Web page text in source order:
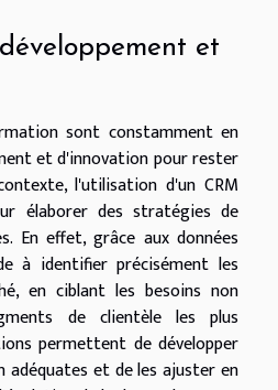
et
sont constamment en
et d'innovation pour rester
l'utilisation d'un CRM
élaborer des stratégies de
En effet, grâce aux données
à identifier précisément les
en ciblant les besoins non
de clientèle les plus
permettent de développer
et de les ajuster en